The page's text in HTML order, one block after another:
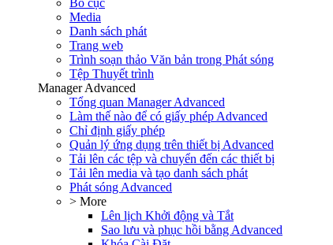
Bố cục
Media
Danh sách phát
Trang web
Trình soạn thảo Văn bản trong Phát sóng
Tệp Thuyết trình
Manager Advanced
Tổng quan Manager Advanced
Làm thế nào để có giấy phép Advanced
Chỉ định giấy phép
Quản lý ứng dụng trên thiết bị Advanced
Tải lên các tệp và chuyển đến các thiết bị
Tải lên media và tạo danh sách phát
Phát sóng Advanced
> More
Lên lịch Khởi động và Tắt
Sao lưu và phục hồi bằng Advanced